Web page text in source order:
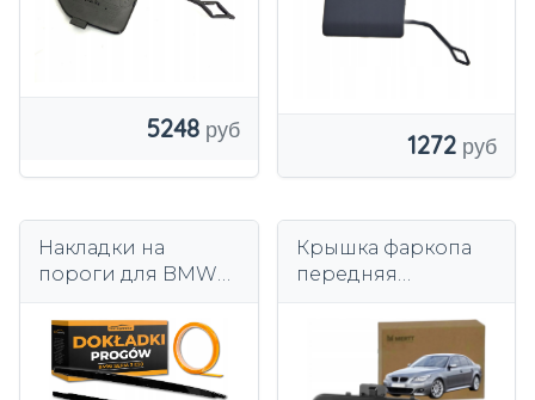
5248
1272
Накладки на
пороги для BMW
Боковые пороги
Piano Black
Крышка фаркопа
передняя
E60 E61 03-10 М-